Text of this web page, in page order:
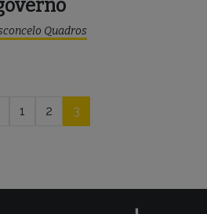
Quadros
1 2 3